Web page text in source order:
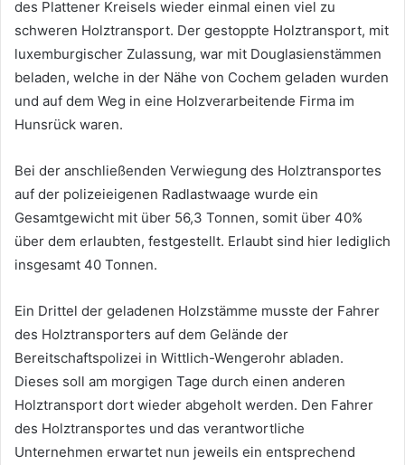
des Plattener Kreisels wieder einmal einen viel zu
schweren Holztransport. Der gestoppte Holztransport, mit
luxemburgischer Zulassung, war mit Douglasienstämmen
beladen, welche in der Nähe von Cochem geladen wurden
und auf dem Weg in eine Holzverarbeitende Firma im
Hunsrück waren.
Bei der anschließenden Verwiegung des Holztransportes
auf der polizeieigenen Radlastwaage wurde ein
Gesamtgewicht mit über 56,3 Tonnen, somit über 40%
über dem erlaubten, festgestellt. Erlaubt sind hier lediglich
insgesamt 40 Tonnen.
Ein Drittel der geladenen Holzstämme musste der Fahrer
des Holztransporters auf dem Gelände der
Bereitschaftspolizei in Wittlich-Wengerohr abladen.
Dieses soll am morgigen Tage durch einen anderen
Holztransport dort wieder abgeholt werden. Den Fahrer
des Holztransportes und das verantwortliche
Unternehmen erwartet nun jeweils ein entsprechend